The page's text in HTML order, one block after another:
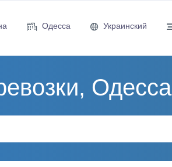
Одесса Украинский
Одесса